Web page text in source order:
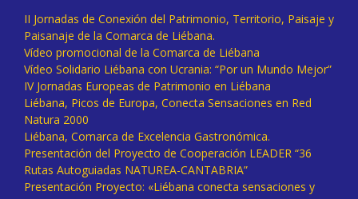
II Jornadas de Conexión del Patrimonio, Territorio, Paisaje y
Paisanaje de la Comarca de Liébana.
Vídeo promocional de la Comarca de Liébana
Vídeo Solidario Liébana con Ucrania: “Por un Mundo Mejor”
IV Jornadas Europeas de Patrimonio en Liébana
Liébana, Picos de Europa, Conecta Sensaciones en Red
Natura 2000
Liébana, Comarca de Excelencia Gastronómica.
Presentación del Proyecto de Cooperación LEADER “36
Rutas Autoguiadas NATUREA-CANTABRIA”
Presentación Proyecto: «Liébana conecta sensaciones y